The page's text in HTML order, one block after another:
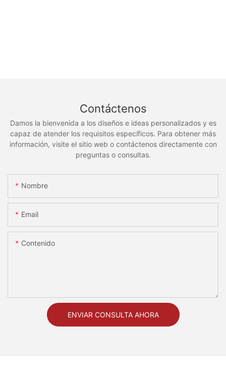
Contáctenos
Damos la bienvenida a los diseños e ideas personalizados y es
capaz de atender los requisitos específicos. Para obtener más
información, visite el sitio web o contáctenos directamente con
preguntas o consultas.
Nombre
Email
Contenido
ENVIAR CONSULTA AHORA